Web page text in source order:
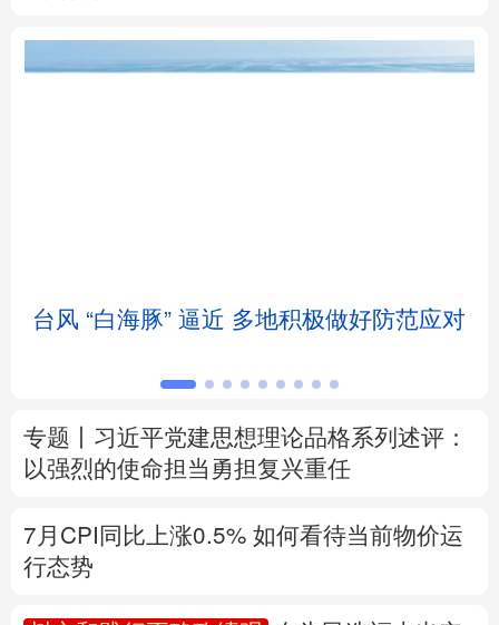
文化产业
浙江 安徽 福建 江西
河南 湖北
广东 广西 海南 重庆
陕西
新疆 内蒙古
台风 “白海豚” 逼近 多地积极做好防范应对
专题丨 习近平党建思想理论品格系列述评：
以强烈的使命担当勇担复兴重任
7月CPI同比上涨0.5% 如何看待当前物价运
行态势